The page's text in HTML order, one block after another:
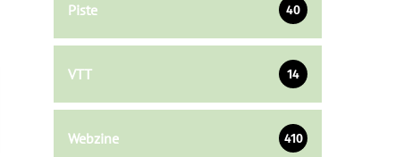
Piste 40
VTT 14
Webzine 410